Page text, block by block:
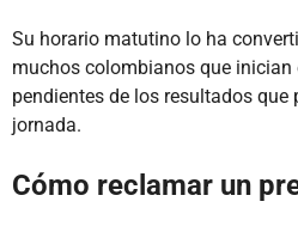
Su horario matutino lo ha
muchos colombianos que
pendientes de los resultados
jornada.
Cómo reclamar un